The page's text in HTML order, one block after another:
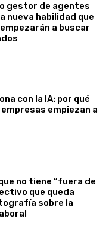
gestor de agentes
nueva habilidad que
a buscar
con la IA: por qué
empiezan a
no tiene “fuera de
que queda
sobre la